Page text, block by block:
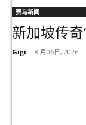
赛马新闻
新加坡传
Gigi - 8 月06日, 2026